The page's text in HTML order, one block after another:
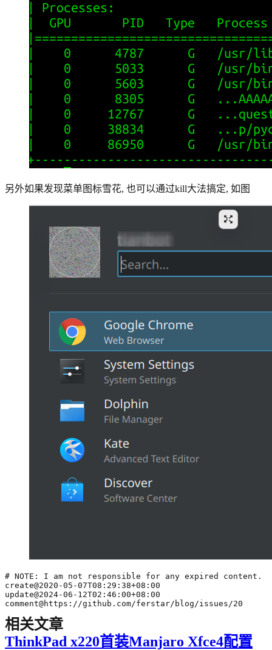
另外如果发现菜单图标雪花, 也可以通过kill大法搞定, 如图
comment@https://github.com/ferstar/blog/issues/20
相关文章
ThinkPad x220首装Manjaro Xfce4配置